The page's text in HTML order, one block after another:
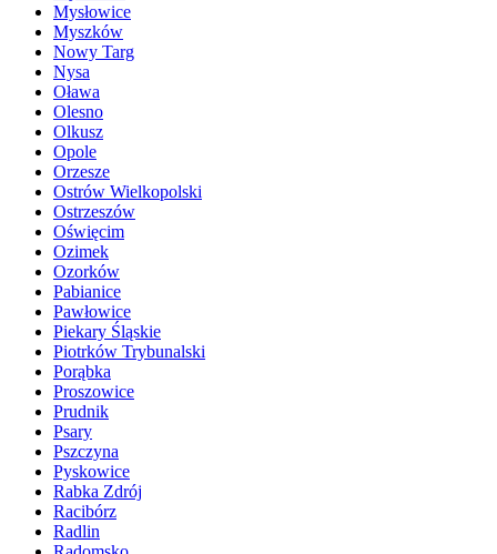
Mysłowice
Myszków
Nowy Targ
Nysa
Oława
Olesno
Olkusz
Opole
Orzesze
Ostrów Wielkopolski
Ostrzeszów
Oświęcim
Ozimek
Ozorków
Pabianice
Pawłowice
Piekary Śląskie
Piotrków Trybunalski
Porąbka
Proszowice
Prudnik
Psary
Pszczyna
Pyskowice
Rabka Zdrój
Racibórz
Radlin